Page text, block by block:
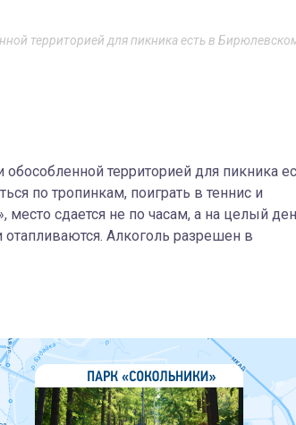
территорией для пикника есть в
территорией для пикника
по тропинкам, поиграть в теннис и
место сдается не по часам, а на целый
Алкоголь разрешен в